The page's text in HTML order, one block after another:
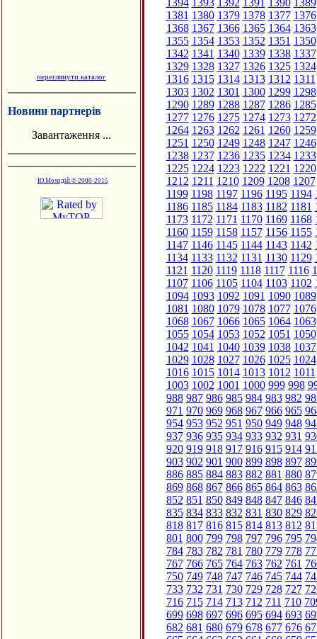
переглянути каталог
Новини партнерів
Завантаження ...
Ю.Молодій © 2000-2015
1394 1393 1392 1391 1390 1389
1381 1380 1379 1378 1377 1376
1368 1367 1366 1365 1364 1363
1355 1354 1353 1352 1351 1350
1342 1341 1340 1339 1338 1337
1329 1328 1327 1326 1325 1324
1316 1315 1314 1313 1312 1311
1303 1302 1301 1300 1299 1298
1290 1289 1288 1287 1286 1285
1277 1276 1275 1274 1273 1272
1264 1263 1262 1261 1260 1259
1251 1250 1249 1248 1247 1246
1238 1237 1236 1235 1234 1233
1225 1224 1223 1222 1221 1220
1212 1211 1210 1209 1208 1207
1199 1198 1197 1196 1195 1194
1186 1185 1184 1183 1182 1181
1173 1172 1171 1170 1169 1168
1160 1159 1158 1157 1156 1155
1147 1146 1145 1144 1143 1142
1134 1133 1132 1131 1130 1129
1121 1120 1119 1118 1117 1116
1107 1106 1105 1104 1103 1102
1094 1093 1092 1091 1090 1089
1081 1080 1079 1078 1077 1076
1068 1067 1066 1065 1064 1063
1055 1054 1053 1052 1051 1050
1042 1041 1040 1039 1038 1037
1029 1028 1027 1026 1025 1024
1016 1015 1014 1013 1012 1011
1003 1002 1001 1000 999 998
988 987 986 985 984 983 982
971 970 969 968 967 966 965
954 953 952 951 950 949 948
937 936 935 934 933 932 931
920 919 918 917 916 915 914
903 902 901 900 899 898 897
886 885 884 883 882 881 880
869 868 867 866 865 864 863
852 851 850 849 848 847 846
835 834 833 832 831 830 829
818 817 816 815 814 813 812
801 800 799 798 797 796 795
784 783 782 781 780 779 778
767 766 765 764 763 762 761
750 749 748 747 746 745 744
733 732 731 730 729 728 727
716 715 714 713 712 711 710
699 698 697 696 695 694 693
682 681 680 679 678 677 676